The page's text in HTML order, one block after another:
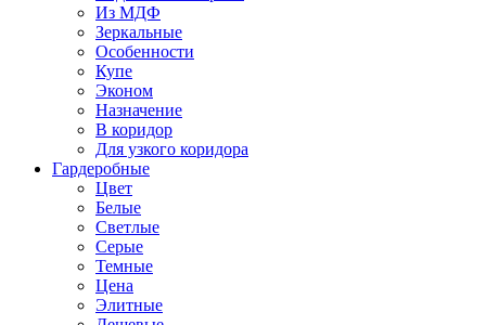
Из МДФ
Зеркальные
Особенности
Купе
Эконом
Назначение
В коридор
Для узкого коридора
Гардеробные
Цвет
Белые
Светлые
Серые
Темные
Цена
Элитные